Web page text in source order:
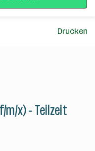
Drucken
m/x) - Teilzeit